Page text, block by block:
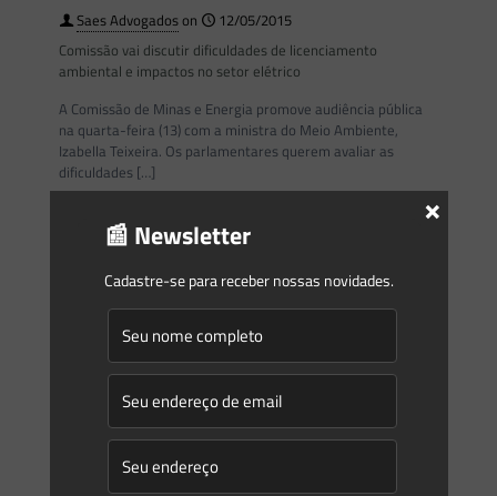
Saes Advogadoson
12/05/2015
Comissão vai discutir dificuldades de licenciamento
ambiental e impactos no setor elétrico
A Comissão de Minas e Energia promove audiência pública
na quarta-feira (13) com a ministra do Meio Ambiente,
Izabella Teixeira. Os parlamentares querem avaliar as
dificuldades […]
Saes Advogadoson
22/04/2015
Aumento de preço e mudança na Aneel reaquecem o
mercado para PCHs
Novo valor promete tirar do papel pequenas centrais
hidrelétricas, que agora têm trâmite mais ágil na agência
reguladora O aumento do preço de referência no próximo
📰 Newsletter
Cadastre-se para receber nossas novidades.
×